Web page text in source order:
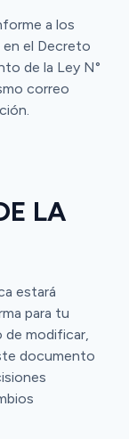
a los
el Decreto
de la Ley N°
correo
LA
estará
para tu
de modificar,
documento